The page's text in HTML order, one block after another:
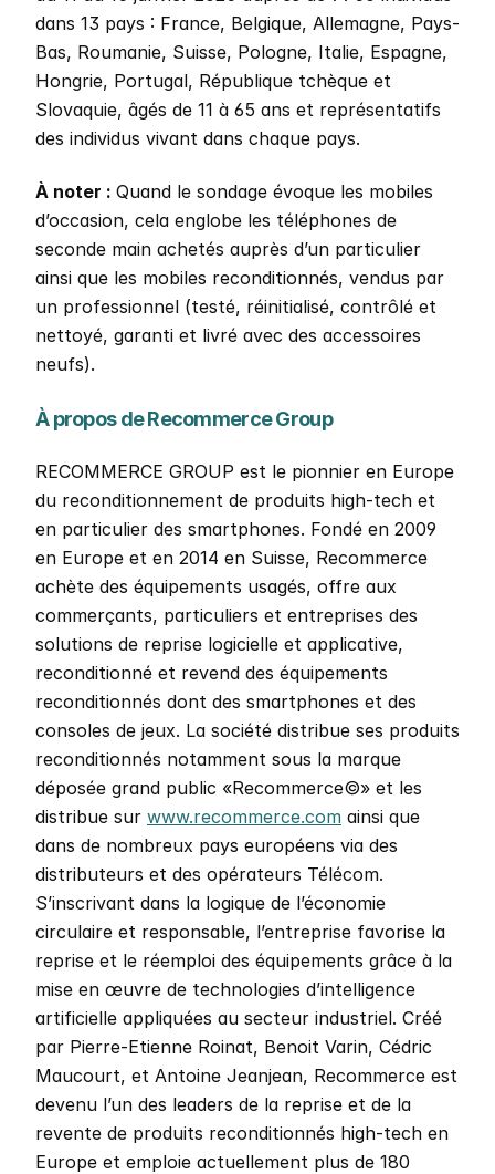
dans 13 pays : France, Belgique, Allemagne, Pays-
Bas, Roumanie, Suisse, Pologne, Italie, Espagne,
Hongrie, Portugal, République tchèque et
Slovaquie, âgés de 11 à 65 ans et représentatifs
des individus vivant dans chaque pays.
À noter : Quand le sondage évoque les mobiles
d’occasion, cela englobe les téléphones de
seconde main achetés auprès d’un particulier
ainsi que les mobiles reconditionnés, vendus par
un professionnel (testé, réinitialisé, contrôlé et
nettoyé, garanti et livré avec des accessoires
neufs).
À propos de Recommerce Group
RECOMMERCE GROUP est le pionnier en Europe
du reconditionnement de produits high-tech et
en particulier des smartphones. Fondé en 2009
en Europe et en 2014 en Suisse, Recommerce
achète des équipements usagés, offre aux
commerçants, particuliers et entreprises des
solutions de reprise logicielle et applicative,
reconditionné et revend des équipements
reconditionnés dont des smartphones et des
consoles de jeux. La société distribue ses produits
reconditionnés notamment sous la marque
déposée grand public «Recommerce©» et les
distribue sur www.recommerce.com ainsi que
dans de nombreux pays européens via des
distributeurs et des opérateurs Télécom.
S’inscrivant dans la logique de l’économie
circulaire et responsable, l’entreprise favorise la
reprise et le réemploi des équipements grâce à la
mise en œuvre de technologies d’intelligence
artificielle appliquées au secteur industriel. Créé
par Pierre-Etienne Roinat, Benoit Varin, Cédric
Maucourt, et Antoine Jeanjean, Recommerce est
devenu l’un des leaders de la reprise et de la
revente de produits reconditionnés high-tech en
Europe et emploie actuellement plus de 180